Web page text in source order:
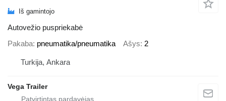
Iš gamintojo
Autovežio puspriekabė
Pakaba pneumatika/pneumatika Ašys 2
Turkija, Ankara
Vega Trailer